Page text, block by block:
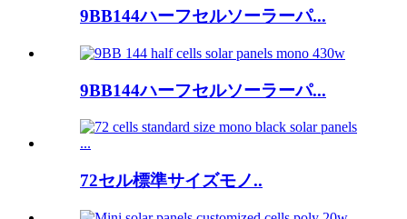
9BB144ハーフセルソーラーパ...
9BB144ハーフセルソーラーパ...
72セル標準サイズモノ..